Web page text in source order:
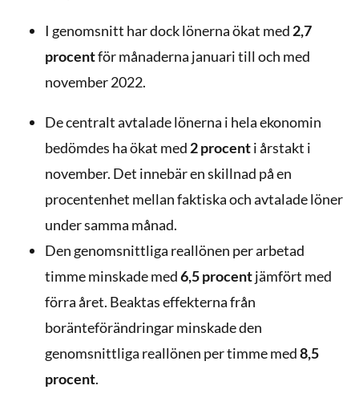
I genomsnitt har dock lönerna ökat med 2,7
procentför månaderna januari till och med
november 2022.
De centralt avtalade lönerna i hela ekonomin
bedömdes ha ökat med 2 procenti årstakt i
november. Det innebär en skillnad på en
procentenhet mellan faktiska och avtalade löner
under samma månad.
Den genomsnittliga reallönen per arbetad
timme minskade med6,5 procentjämfört med
förra året. Beaktas effekterna från
boränteförändringar minskade den
genomsnittliga reallönen per timme med8,5
procent.